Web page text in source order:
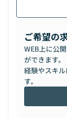
ご希望の
WEB上に公
ができます
経験やスキ
す。